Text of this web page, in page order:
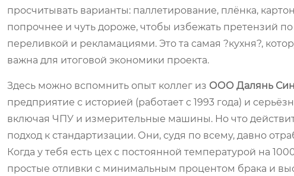
просчитывать варианты: паллетирование, плёнка,
попрочнее и чуть дороже, чтобы избежать претензий
переливкой и рекламациями. Это та самая ?кухня?,
важна для итоговой экономики проекта.
Здесь можно вспомнить опыт коллег из ООО Далянь
предприятие с историей (работает с 1993 года) и
включая ЧПУ и измерительные машины. Но что
подход к стандартизации. Они, судя по всему, давно
Когда у тебя есть цех с постоянной температурой на
простые отливки с минимальным процентом брака и